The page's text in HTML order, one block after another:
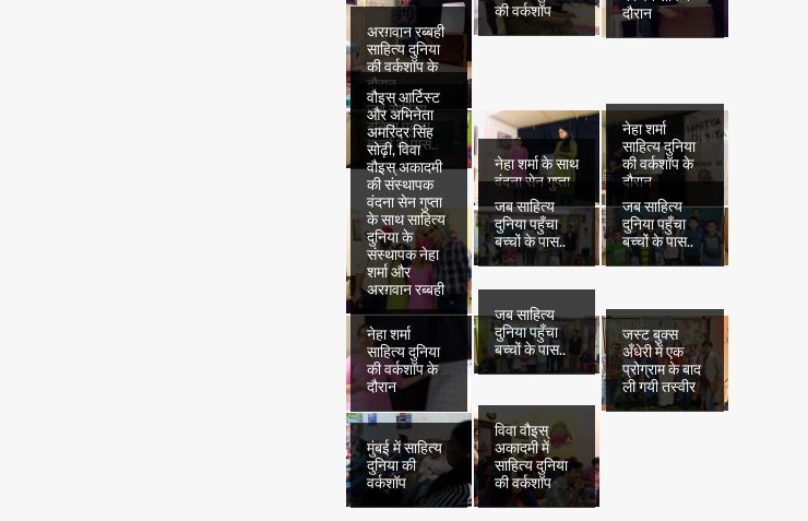
अरग़वान रब्बही
साहित्य दुनिया
की वर्कशॉप के
दौरान
की वर्कशॉप
दौरान
जब साहित्य
दुनिया पहुँचा
बच्चों के पास..
नेहा शर्मा के साथ
वंदना सेन गुप्ता
नेहा शर्मा
साहित्य दुनिया
की वर्कशॉप के
दौरान
वौइस् आर्टिस्ट
और अभिनेता
अमरिंदर सिंह
सोढ़ी, विवा
वौइस् अकादमी
की संस्थापक
वंदना सेन गुप्ता
के साथ साहित्य
दुनिया के
संस्थापक नेहा
शर्मा और
अरग़वान रब्बही
जब साहित्य
दुनिया पहुँचा
बच्चों के पास..
जब साहित्य
दुनिया पहुँचा
बच्चों के पास..
नेहा शर्मा
साहित्य दुनिया
की वर्कशॉप के
दौरान
जब साहित्य
दुनिया पहुँचा
बच्चों के पास..
जस्ट बुक्स
अँधेरी में एक
प्रोग्राम के बाद
ली गयी तस्वीर
मुंबई में साहित्य
दुनिया की
वर्कशॉप
विवा वौइस्
अकादमी में
साहित्य दुनिया
की वर्कशॉप